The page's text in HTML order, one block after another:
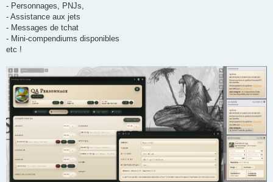
- Personnages, PNJs,
- Assistance aux jets
- Messages de tchat
- Mini-compendiums disponibles
etc !